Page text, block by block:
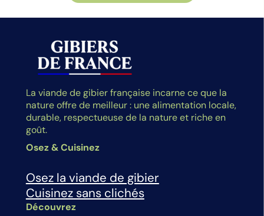
La viande de gibier française incarne ce que la
nature offre de meilleur : une alimentation locale,
durable, respectueuse de la nature et riche en
goût.
Osez & Cuisinez
Osez la viande de gibier
Cuisinez sans clichés
Découvrez